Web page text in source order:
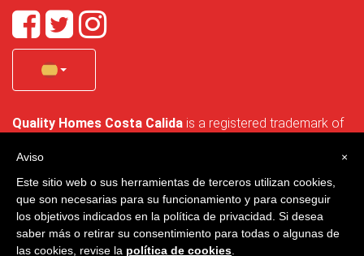
Quality Homes Costa Calida is a registered trademark of
no. B-30750053 and address: Bella Luz 07-05, 30389 La
Quality Homes Costa Cálida - Todos los derechos reservados
×
Aviso
Este sitio web o sus herramientas de terceros utilizan cookies,
que son necesarias para su funcionamiento y para conseguir
los objetivos indicados en la política de privacidad. Si desea
saber más o retirar su consentimiento para todas o algunas de
las cookies, revise la política de cookies